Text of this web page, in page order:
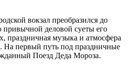
вокзал преобразился до
привычной деловой суеты его
праздничная музыка и атмосфера
На первый путь под праздничные
Поезд Деда Мороза.